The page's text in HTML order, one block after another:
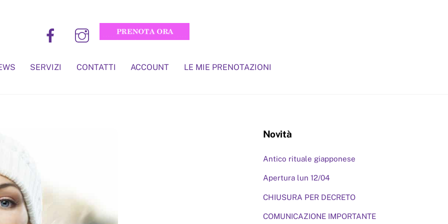
SERVIZI CONTATTI ACCOUNT LE MIE PRENOTAZIONI
Novità
Antico rituale giapponese
Apertura lun 12/04
CHIUSURA PER DECRETO
COMUNICAZIONE IMPORTANTE